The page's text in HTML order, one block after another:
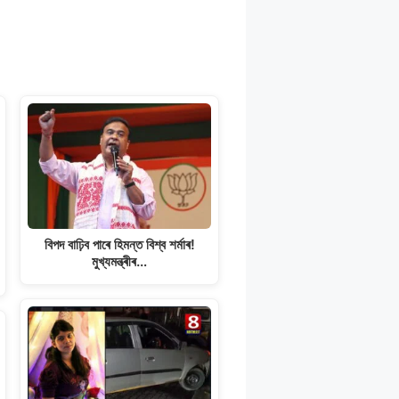
বিপদ বাঢ়িব পাৰে হিমন্ত বিশ্ব শৰ্মাৰ!
মুখ্যমন্ত্ৰীৰ…